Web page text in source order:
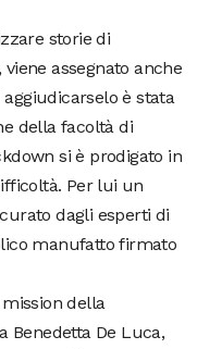
storie di
assegnato anche
è stata
della facoltà di
si è prodigato in
Per lui un
dagli esperti di
manufatto firmato
della
Benedetta De Luca,